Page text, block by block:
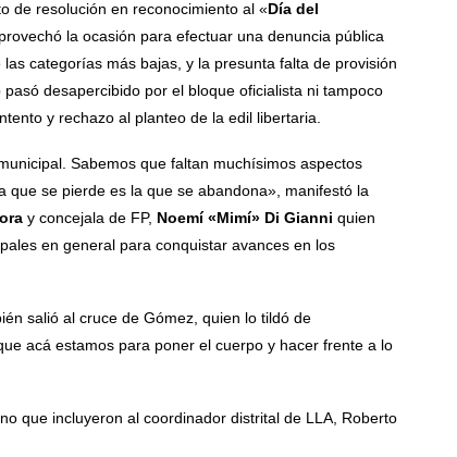
de resolución en reconocimiento al «Día del
la ocasión para efectuar una denuncia pública
categorías más bajas, y la presunta falta de provisión
desapercibido por el bloque oficialista ni tampoco
y rechazo al planteo de la edil libertaria.
Sabemos que faltan muchísimos aspectos
se pierde es la que se abandona», manifestó la
y concejala de FP, Noemí «Mimí» Di Gianni quien
en general para conquistar avances en los
salió al cruce de Gómez, quien lo tildó de
acá estamos para poner el cuerpo y hacer frente a lo
que incluyeron al coordinador distrital de LLA, Roberto